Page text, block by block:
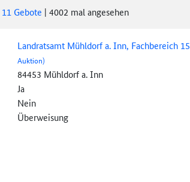
11 Gebote | 4002 mal angesehen
Landratsamt Mühldorf a. Inn, Fachbereich 15
Auktion)
84453 Mühldorf a. Inn
Ja
Nein
Überweisung